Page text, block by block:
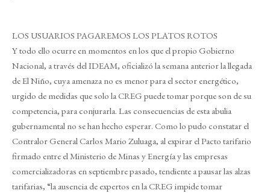
LOS USUARIOS PAGAREMOS LOS PLATOS ROTOS
Y todo ello ocurre en momentos en los que el propio Gobierno
Nacional, a través del IDEAM, oficializó la semana anterior la llegada
de El Niño, cuya amenaza no es menor para el sector energético,
urgido de medidas que solo la CREG puede tomar porque son de su
competencia, para conjurarla. Las consecuencias de esta abulia
gubernamental no se han hecho esperar. Como lo pudo constatar el
Contralor General Carlos Mario Zuluaga, al expirar el Pacto tarifario
firmado entre el Ministerio de Minas y Energía y las empresas
comercializadoras en septiembre pasado, tendiente a pausar las alzas
tarifarias, “la ausencia de expertos en la CREG impide tomar